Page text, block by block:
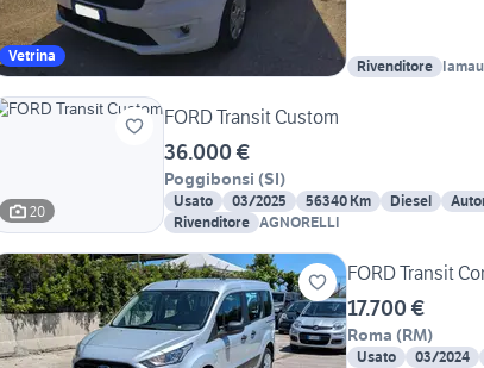
Vetrina
Rivenditore
20
FORD Transit Custom
36.000 €
Poggibonsi (SI)
Usato 03/2025 56340 Km Diesel
Rivenditore AGNORELLI
FORD Transit
17.700 €
Roma (RM)
Usato 03/2024